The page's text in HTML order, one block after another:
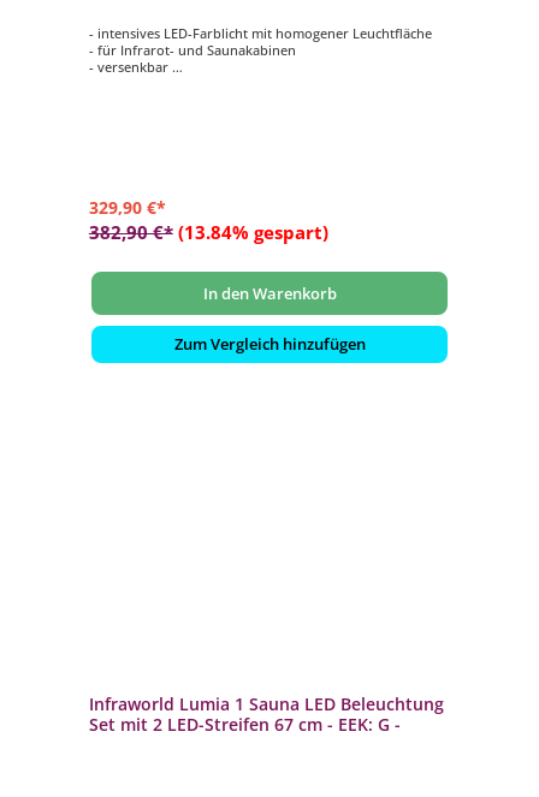
- intensives LED-Farblicht mit homogener Leuchtfläche
- für Infrarot- und Saunakabinen
- versenkbar
329,90 €*
382,90 €* (13.84% gespart)
In den Warenkorb
Zum Vergleich hinzufügen
Infraworld Lumia 1 Sauna LED Beleuchtung
Set mit 2 LED-Streifen 67 cm - EEK: G -